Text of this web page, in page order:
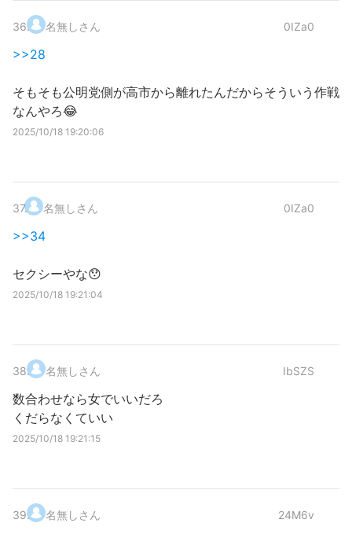
36. 名無しさん 0IZa0
>>28
そもそも公明党側が高市から離れたんだからそういう作戦
なんやろ😂
2025/10/18 19:20:06
37. 名無しさん 0IZa0
>>34
セクシーやな😯
2025/10/18 19:21:04
38. 名無しさん IbSZS
数合わせなら女でいいだろ
くだらなくていい
2025/10/18 19:21:15
39. 名無しさん 24M6v